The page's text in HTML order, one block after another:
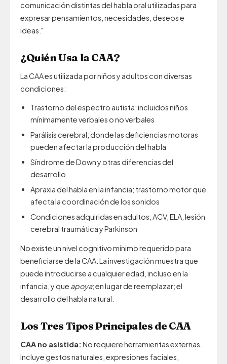
comunicación distintas del habla oral utilizadas para
expresar pensamientos, necesidades, deseos e
ideas."
¿Quién Usa la CAA?
La CAA es utilizada por niños y adultos con diversas
condiciones:
Trastorno del espectro autista; incluidos niños
mínimamente verbales o no verbales
Parálisis cerebral; donde las deficiencias motoras
pueden afectar la producción del habla
Síndrome de Down y otras diferencias del
desarrollo
Apraxia del habla en la infancia; trastorno motor que
afecta la coordinación de los sonidos
Condiciones adquiridas en adultos; ACV, ELA, lesión
cerebral traumática y Parkinson
No existe un nivel cognitivo mínimo requerido para
beneficiarse de la CAA. La investigación muestra que
puede introducirse a cualquier edad, incluso en la
infancia, y que apoya; en lugar de reemplazar; el
desarrollo del habla natural.
Los Tres Tipos Principales de CAA
CAA no asistida: No requiere herramientas externas.
Incluye gestos naturales, expresiones faciales,